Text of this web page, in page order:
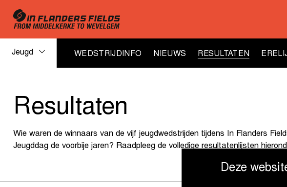
Deze
Jeugd WEDSTRIJDINFO NIEUWS RESULTATEN
Jeugd
resultaten
Resultaten
Wie waren de winnaars van de vijf jeugdwedstrijden tijdens In Flanders
Jeugddag de voorbije jaren? Raadpleeg de volledige resultatenlijsten